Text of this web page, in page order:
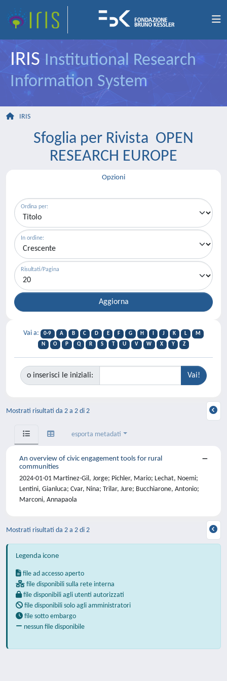
IRIS Institutional Research
Information System
IRIS
Sfoglia per Rivista OPEN
RESEARCH EUROPE
Opzioni
Ordina per:
In ordine:
Risultati/Pagina
Vai a: 0-9 A B C D E F G H J K L
M
N
O P Q R S T U V W X Y Z
o inserisci le iniziali:
Mostrati risultati da 2 a 2 di 2
esporta metadati
An overview of civic engagement tools for rural
communities
2024-01-01 Martinez-Gil, Jorge; Pichler, Mario; Lechat, Noemi;
Lentini, Gianluca; Cvar, Nina; Trilar, Jure; Bucchiarone, Antonio;
Marconi, Annapaola
Mostrati risultati da 2 a 2 di 2
Legenda icone
file ad accesso aperto
file disponibili sulla rete interna
file disponibili agli utenti autorizzati
file disponibili solo agli amministratori
file sotto embargo
nessun file disponibile